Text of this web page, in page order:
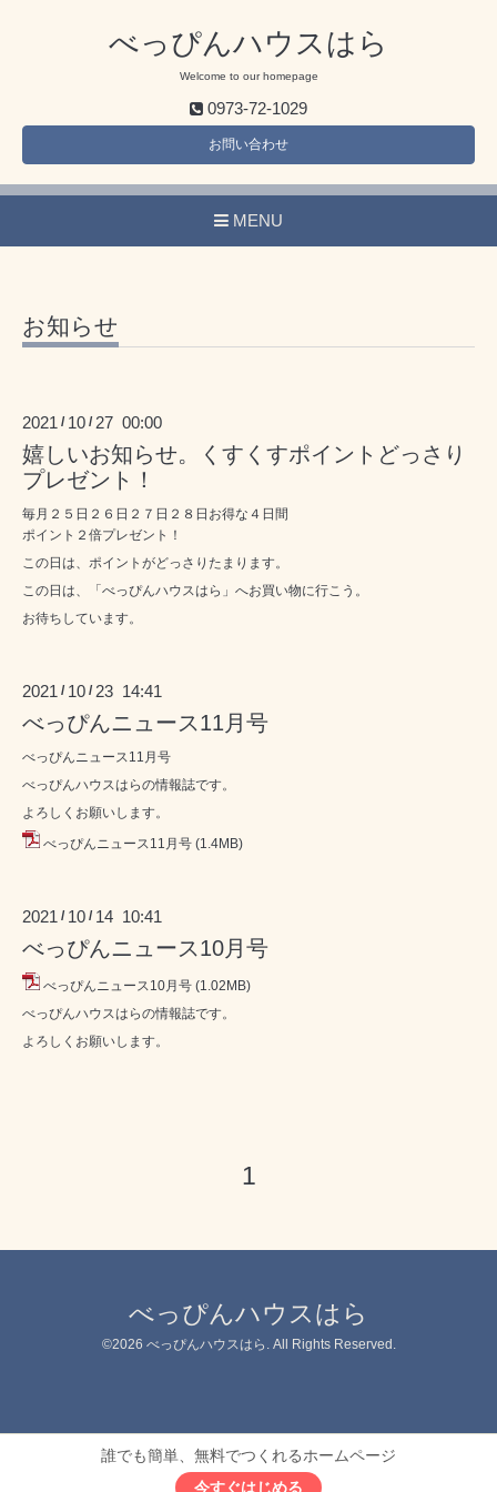
べっぴんハウスはら
Welcome to our homepage
0973-72-1029
お問い合わせ
MENU
お知らせ
2021 / 10 / 27 00:00
嬉しいお知らせ。くすくすポイントどっさり
プレゼント！
毎月２５日２６日２７日２８日お得な４日間
ポイント２倍プレゼント！
この日は、ポイントがどっさりたまります。
この日は、「べっぴんハウスはら」へお買い物に行こう。
お待ちしています。
2021 / 10 / 23 14:41
べっぴんニュース11月号
べっぴんニュース11月号
べっぴんハウスはらの情報誌です。
よろしくお願いします。
べっぴんニュース11月号 (1.4MB)
2021 / 10 / 14 10:41
べっぴんニュース10月号
べっぴんニュース10月号 (1.02MB)
べっぴんハウスはらの情報誌です。
よろしくお願いします。
1
べっぴんハウスはら
©2026 べっぴんハウスはら . All Rights Reserved.
誰でも簡単、無料でつくれるホームページ
今すぐはじめる